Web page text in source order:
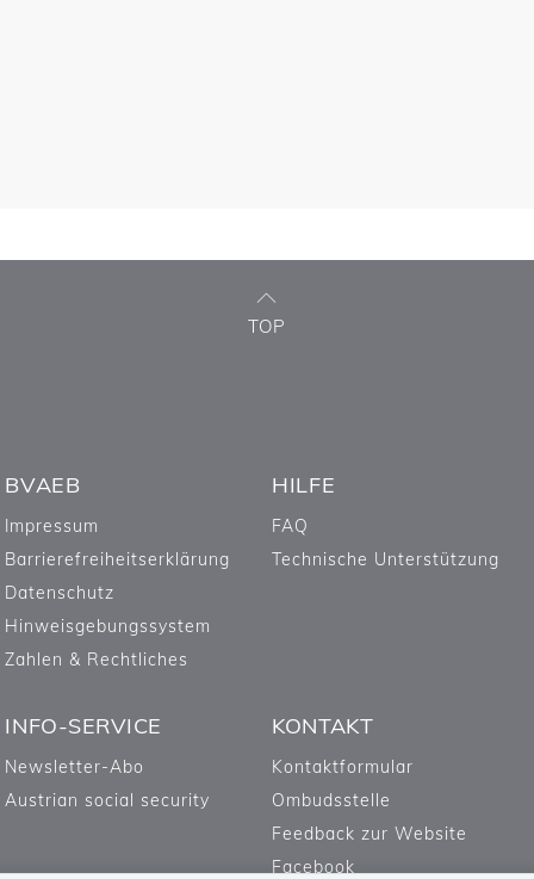
TOP
BVAEB
Impressum
Barrierefreiheitserklärung
Datenschutz
Hinweisgebungssystem
Zahlen & Rechtliches
HILFE
FAQ
Technische Unterstützung
INFO-SERVICE
Newsletter-Abo
Austrian social security
KONTAKT
Kontaktformular
Ombudsstelle
Feedback zur Website
Facebook